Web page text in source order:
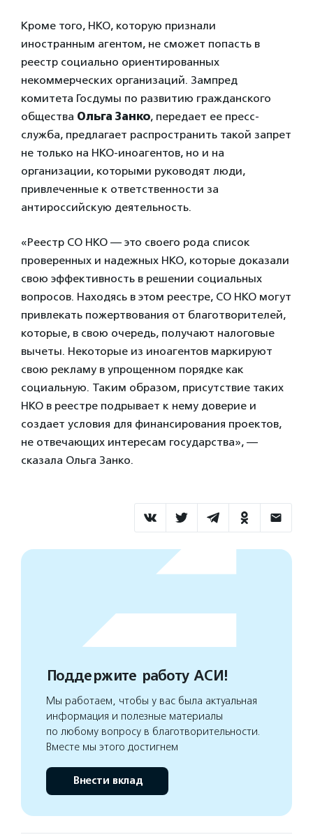
Кроме того, НКО, которую признали
иностранным агентом, не сможет попасть в
реестр социально ориентированных
некоммерческих организаций. Зампред
комитета Госдумы по развитию гражданского
общества Ольга Занко, передает ее пресс-
служба, предлагает распространить такой запрет
не только на НКО-иноагентов, но и на
организации, которыми руководят люди,
привлеченные к ответственности за
антироссийскую деятельность.
«Реестр СО НКО — это своего рода список
проверенных и надежных НКО, которые доказали
свою эффективность в решении социальных
вопросов. Находясь в этом реестре, СО НКО могут
привлекать пожертвования от благотворителей,
которые, в свою очередь, получают налоговые
вычеты. Некоторые из иноагентов маркируют
свою рекламу в упрощенном порядке как
социальную. Таким образом, присутствие таких
НКО в реестре подрывает к нему доверие и
создает условия для финансирования проектов,
не отвечающих интересам государства», —
сказала Ольга Занко.
Поддержите работу АСИ!
Мы работаем, чтобы у вас была актуальная
информация и полезные материалы
по любому вопросу в благотворительности.
Вместе мы этого достигнем
Внести вклад